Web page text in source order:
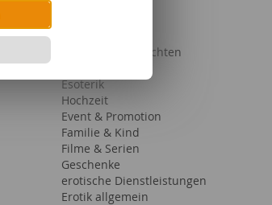
erotische Geschichten
Esoterik
Hochzeit
Event & Promotion
Familie & Kind
Filme & Serien
Geschenke
erotische Dienstleistungen
Erotik allgemein